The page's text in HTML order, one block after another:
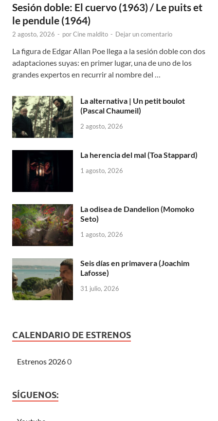
Sesión doble: El cuervo (1963) / Le puits et
le pendule (1964)
2 agosto, 2026 - porCine maldito - Dejar un comentario
La figura de Edgar Allan Poe llega a la sesión doble con dos
adaptaciones suyas: en primer lugar, una de uno de los
grandes expertos en recurrir al nombre del …
La alternativa | Un petit boulot
(Pascal Chaumeil)
2 agosto, 2026
La herencia del mal (Toa Stappard)
1 agosto, 2026
La odisea de Dandelion (Momoko
Seto)
1 agosto, 2026
Seis días en primavera (Joachim
Lafosse)
31 julio, 2026
CALENDARIO DE ESTRENOS
Estrenos 20260
SÍGUENOS: